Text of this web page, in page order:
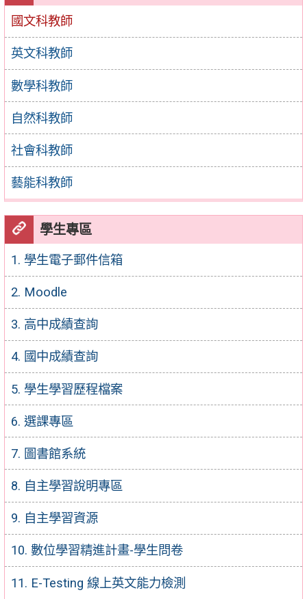
國文科教師
英文科教師
數學科教師
自然科教師
社會科教師
藝能科教師
學生專區
1. 學生電子郵件信箱
2. Moodle
3. 高中成績查詢
4. 國中成績查詢
5. 學生學習歷程檔案
6. 選課專區
7. 圖書館系統
8. 自主學習說明專區
9. 自主學習資源
10. 數位學習精進計畫-學生問卷
11. E-Testing 線上英文能力檢測